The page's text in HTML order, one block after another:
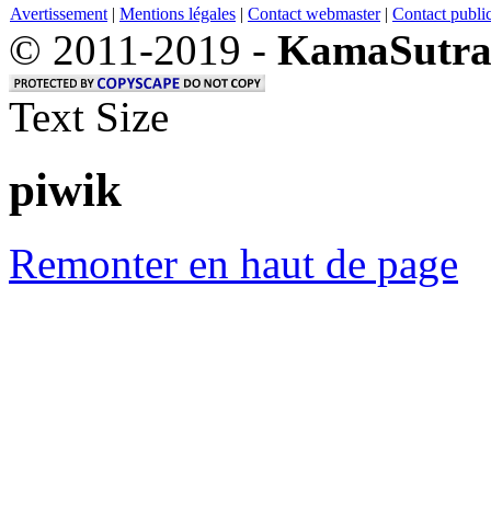
Avertissement | Mentions légales | Contact webmaster| Contact
© 2011-2019 -
Text Size
piwik
Remonter en haut de page